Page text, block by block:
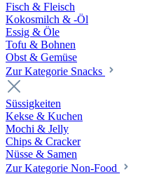
Fisch & Fleisch
Kokosmilch & -Öl
Essig & Öle
Tofu & Bohnen
Obst & Gemüse
Zur Kategorie Snacks
Süssigkeiten
Kekse & Kuchen
Mochi & Jelly
Chips & Cracker
Nüsse & Samen
Zur Kategorie Non-Food